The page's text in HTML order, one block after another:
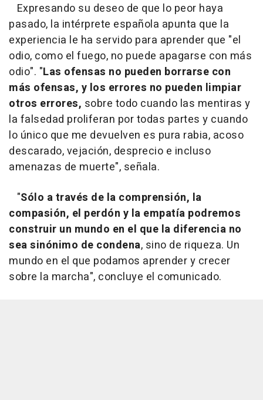
Expresando su deseo de que lo peor haya
pasado, la intérprete española apunta que la
experiencia le ha servido para aprender que "el
odio, como el fuego, no puede apagarse con más
odio". "Las ofensas no pueden borrarse con
más ofensas, y los errores no pueden limpiar
otros errores, sobre todo cuando las mentiras y
la falsedad proliferan por todas partes y cuando
lo único que me devuelven es pura rabia, acoso
descarado, vejación, desprecio e incluso
amenazas de muerte", señala.
"Sólo a través de la comprensión, la
compasión, el perdón y la empatía podremos
construir un mundo en el que la diferencia no
sea sinónimo de condena, sino de riqueza. Un
mundo en el que podamos aprender y crecer
sobre la marcha", concluye el comunicado.